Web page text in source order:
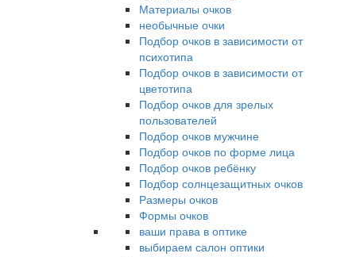
Материалы очков
необычные очки
Подбор очков в зависимости от
психотипа
Подбор очков в зависимости от
цветотипа
Подбор очков для зрелых
пользователей
Подбор очков мужчине
Подбор очков по форме лица
Подбор очков ребёнку
Подбор солнцезащитных очков
Размеры очков
Формы очков
ваши права в оптике
выбираем салон оптики